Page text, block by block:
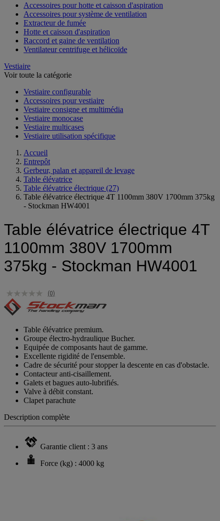
Accessoires pour hotte et caisson d'aspiration
Accessoires pour système de ventilation
Extracteur de fumée
Hotte et caisson d'aspiration
Raccord et gaine de ventilation
Ventilateur centrifuge et hélicoïde
Vestiaire
Voir toute la catégorie
Vestiaire configurable
Accessoires pour vestiaire
Vestiaire consigne et multimédia
Vestiaire monocase
Vestiaire multicases
Vestiaire utilisation spécifique
Accueil
Entrepôt
Gerbeur, palan et appareil de levage
Table élévatrice
Table élévatrice électrique (27)
Table élévatrice électrique 4T 1100mm 380V 1700mm 375kg
- Stockman HW4001
Table élévatrice électrique 4T
1100mm 380V 1700mm
375kg - Stockman HW4001
(0)
Table élévatrice premium.
Groupe électro-hydraulique Bucher.
Equipée de composants haut de gamme.
Excellente rigidité de l'ensemble.
Cadre de sécurité pour stopper la descente en cas d'obstacle.
Contacteur anti-cisaillement.
Galets et bagues auto-lubrifiés.
Valve à débit constant.
Clapet parachute
Description complète
Garantie client : 3 ans
Force (kg) : 4000 kg